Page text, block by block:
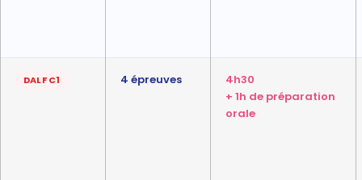
DALF C1 4 épreuves
4h30
+ 1h de préparation
orale